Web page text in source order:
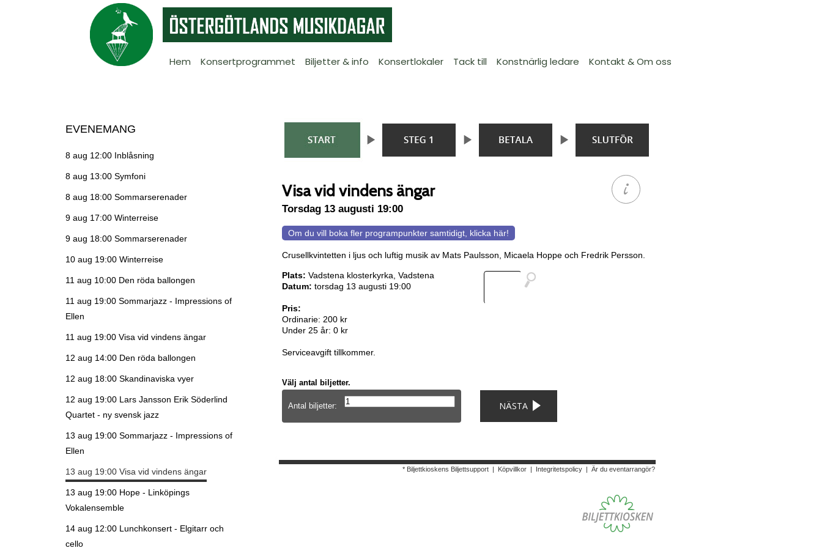
Hem Konsertprogrammet Biljetter & info Konsertlokaler Tack till Konstnärlig ledare Kontakt & Om oss
EVENEMANG
8 aug 12:00 Inblåsning
8 aug 13:00 Symfoni
8 aug 18:00 Sommarserenader
9 aug 17:00 Winterreise
9 aug 18:00 Sommarserenader
10 aug 19:00 Winterreise
11 aug 10:00 Den röda ballongen
11 aug 19:00 Sommarjazz - Impressions of
Ellen
11 aug 19:00 Visa vid vindens ängar
12 aug 14:00 Den röda ballongen
12 aug 18:00 Skandinaviska vyer
12 aug 19:00 Lars Jansson Erik Söderlind
Quartet - ny svensk jazz
13 aug 19:00 Sommarjazz - Impressions of
Ellen
13 aug 19:00 Visa vid vindens ängar
13 aug 19:00 Hope - Linköpings
Vokalensemble
14 aug 12:00 Lunchkonsert - Elgitarr och
cello
Visa vid vindens ängar
Torsdag 13 augusti 19:00
Om du vill boka fler programpunkter samtidigt, klicka här!
Crusellkvintetten i ljus och luftig musik av Mats Paulsson, Micaela Hoppe och Fredrik Persson.
Plats: Vadstena klosterkyrka, Vadstena
Datum: torsdag 13 augusti 19:00
Pris:
Ordinarie: 200 kr
Under 25 år: 0 kr
Serviceavgift tillkommer.
Välj antal biljetter.
Antal biljetter: NÄSTA
* Biljettkioskens Biljettsupport | Köpvillkor | Integritetspolicy | Är du eventarrangör?